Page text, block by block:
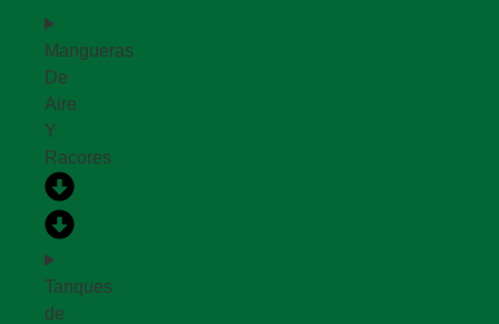
Mangueras
De
Aire
Y
Racores
Tanques
de